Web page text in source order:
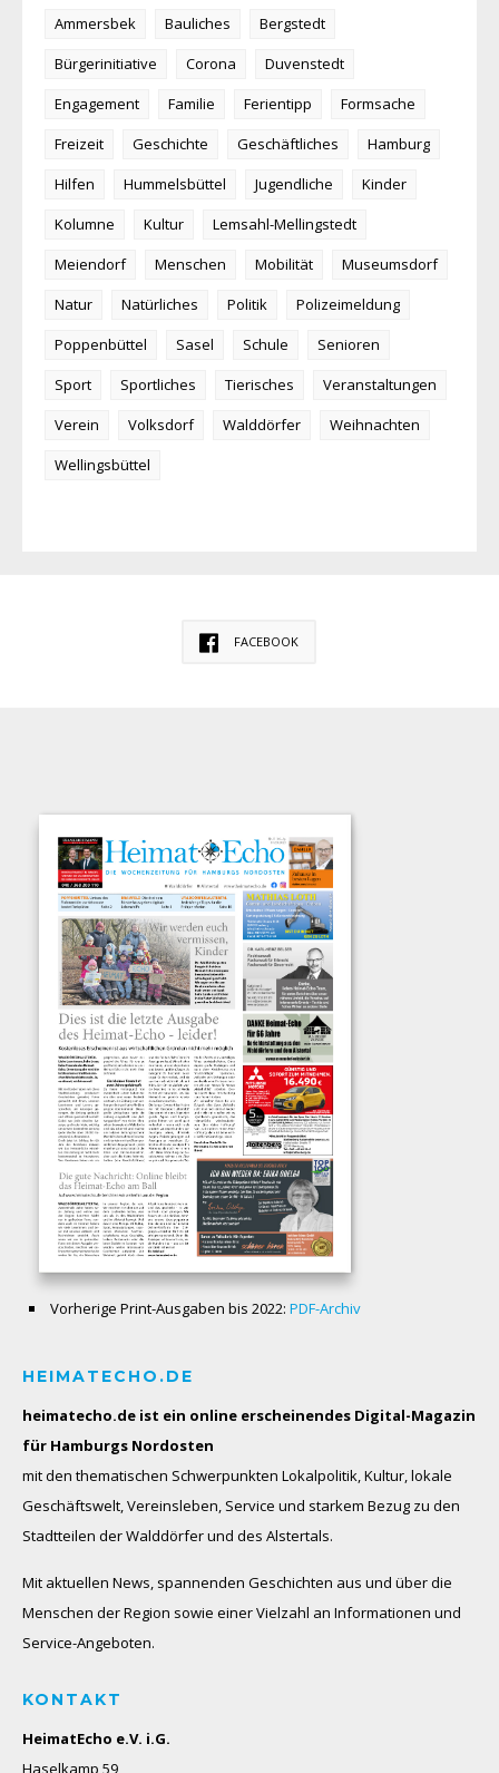
Ammersbek
Bauliches
Bergstedt
Bürgerinitiative
Corona
Duvenstedt
Engagement
Familie Ferientipp
Formsache
Freizeit
Geschichte Geschäftliches
Hamburg
Hilfen
Hummelsbüttel Jugendliche
Kinder
Kolumne
Kultur
Lemsahl-Mellingstedt
Meiendorf
Menschen Mobilität
Museumsdorf
Natur
Natürliches Politik
Polizeimeldung
Poppenbüttel
Sasel Schule
Senioren
Sport
Sportliches Tierisches
Veranstaltungen
Verein
Volksdorf Walddörfer
Weihnachten
Wellingsbüttel
FACEBOOK
Vorherige Print-Ausgaben bis 2022: PDF-Archiv
HEIMATECHO.DE
heimatecho.de ist ein online erscheinendes Digital-Magazin
für Hamburgs Nordosten
mit den thematischen Schwerpunkten Lokalpolitik, Kultur, lokale
Geschäftswelt, Vereinsleben, Service und starkem Bezug zu den
Stadtteilen der Walddörfer und des Alstertals.
Mit aktuellen News, spannenden Geschichten aus und über die
Menschen der Region sowie einer Vielzahl an Informationen und
Service-Angeboten.
KONTAKT
HeimatEcho e.V. i.G.
Haselkamp 59